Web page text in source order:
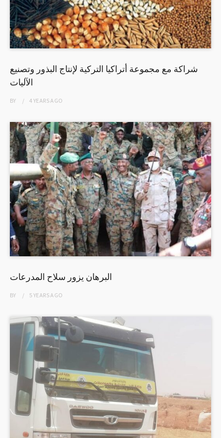
شراكة مع مجموعة أتراكيا التركية لإنتاج البذور وتصنيع
الآليات
BY 4 YEARSAGO
البرهان يزور سلاح المدرعات
BY 5 YEARSAGO